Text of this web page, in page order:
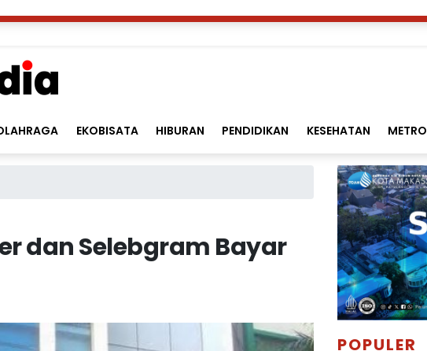
EKOBISATA HIBURAN PENDIDIKAN KESEHATAN METRO
dan Selebgram Bayar
POPULER